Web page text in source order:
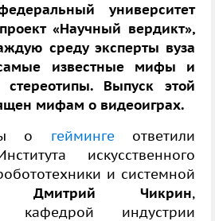
университет
«Научный вердикт»,
среду эксперты вуза
известные мифы и
стереотипы. Выпуск этой
мифам о видеоиграх.
о гейминге ответили
искусственного
и системной
Дмитрий Чикрин,
кафедрой индустрии